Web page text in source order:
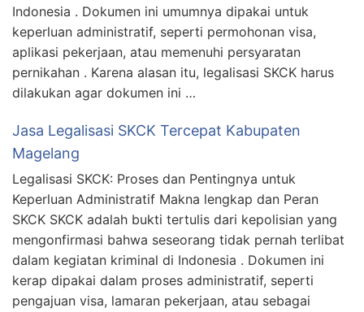
Indonesia . Dokumen ini umumnya dipakai untuk
keperluan administratif, seperti permohonan visa,
aplikasi pekerjaan, atau memenuhi persyaratan
pernikahan . Karena alasan itu, legalisasi SKCK harus
dilakukan agar dokumen ini …
Jasa Legalisasi SKCK Tercepat Kabupaten
Magelang
Legalisasi SKCK: Proses dan Pentingnya untuk
Keperluan Administratif Makna lengkap dan Peran
SKCK SKCK adalah bukti tertulis dari kepolisian yang
mengonfirmasi bahwa seseorang tidak pernah terlibat
dalam kegiatan kriminal di Indonesia . Dokumen ini
kerap dipakai dalam proses administratif, seperti
pengajuan visa, lamaran pekerjaan, atau sebagai